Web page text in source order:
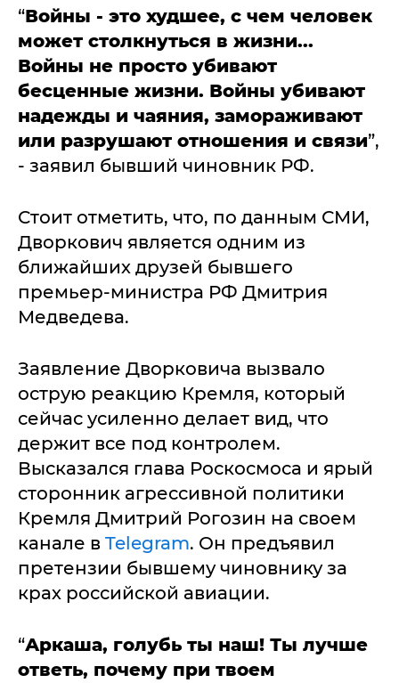
“Войны - это худшее, с чем человек
может столкнуться в жизни...
Войны не просто убивают
бесценные жизни. Войны убивают
надежды и чаяния, замораживают
или разрушают отношения и связи”,
- заявил бывший чиновник РФ.
Стоит отметить, что, по данным СМИ,
Дворкович является одним из
ближайших друзей бывшего
премьер-министра РФ Дмитрия
Медведева.
Заявление Дворковича вызвало
острую реакцию Кремля, который
сейчас усиленно делает вид, что
держит все под контролем.
Высказался глава Роскосмоса и ярый
сторонник агрессивной политики
Кремля Дмитрий Рогозин на своем
канале в Telegram. Он предъявил
претензии бывшему чиновнику за
крах российской авиации.
“Аркаша, голубь ты наш! Ты лучше
ответь, почему при твоем